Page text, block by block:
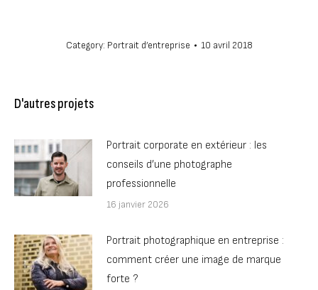
Category: Portrait d’entreprise 10 avril 2018
D'autres projets
Portrait corporate en extérieur : les
conseils d’une photographe
professionnelle
16 janvier 2026
Portrait photographique en entreprise :
comment créer une image de marque
forte ?